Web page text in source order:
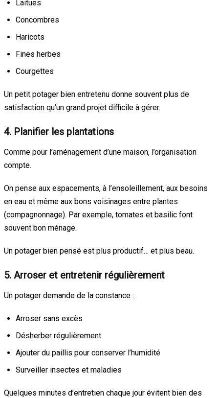
Laitues
Concombres
Haricots
Fines herbes
Courgettes
Un petit potager bien entretenu donne souvent plus de
satisfaction qu’un grand projet difficile à gérer.
4. Planifier les plantations
Comme pour l’aménagement d’une maison, l’organisation
compte.
On pense aux espacements, à l’ensoleillement, aux besoins
en eau et même aux bons voisinages entre plantes
(compagnonnage). Par exemple, tomates et basilic font
souvent bon ménage.
Un potager bien pensé est plus productif… et plus beau.
5. Arroser et entretenir régulièrement
Un potager demande de la constance :
Arroser sans excès
Désherber régulièrement
Ajouter du paillis pour conserver l’humidité
Surveiller insectes et maladies
Quelques minutes d’entretien chaque jour évitent bien des